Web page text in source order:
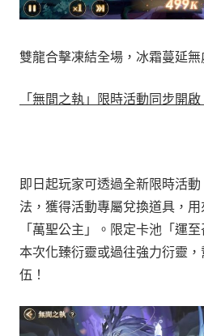
雙龍合擊凍結全場，冰霜蔓延無
「無間之執」限時活動同步開啟
即日起玩家可透過全新限時活
法，獲得活動專屬兌換道具，
「萬聖公主」。限定卡池「運
本次化臻衍靈或過往強力衍靈
伍！